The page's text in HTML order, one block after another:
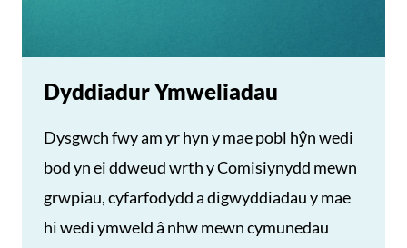
Dyddiadur Ymweliadau
Dysgwch fwy am yr hyn y mae pobl hŷn wedi
bod yn ei ddweud wrth y Comisiynydd mewn
grwpiau, cyfarfodydd a digwyddiadau y mae
hi wedi ymweld â nhw mewn cymunedau